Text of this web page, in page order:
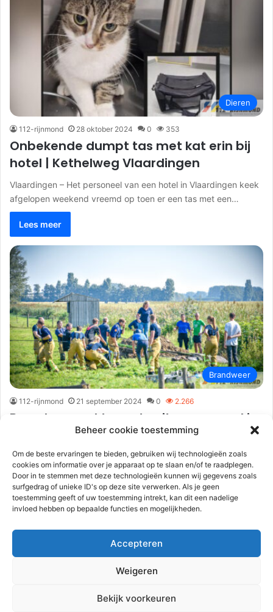
Beheer cookie toestemming
Om de beste ervaringen te bieden, gebruiken wij technologieën zoals
cookies om informatie over je apparaat op te slaan en/of te raadplegen.
Door in te stemmen met deze technologieën kunnen wij gegevens zoals
surfgedrag of unieke ID's op deze site verwerken. Als je geen
toestemming geeft of uw toestemming intrekt, kan dit een nadelige
invloed hebben op bepaalde functies en mogelijkheden.
Accepteren
Weigeren
Bekijk voorkeuren
Dieren
112-rijnmond 28 oktober 2024 0 353
Onbekende dumpt tas met kat erin bij
hotel | Kethelweg Vlaardingen
Vlaardingen – Het personeel van een hotel in Vlaardingen keek
afgelopen weekend vreemd op toen er een tas met een…
Lees meer
Brandweer
112-rijnmond 21 september 2024 0 2.266
Brandweer rukt groots uit voor paard in
sloot | Omloopseweg Rhoon
Rhoon – De brandweer is zaterdagmiddag 21 september
uitgerukt voor een paard te water aan de Omloopseweg. Het
paard was…
Lees meer
Volgende pagin